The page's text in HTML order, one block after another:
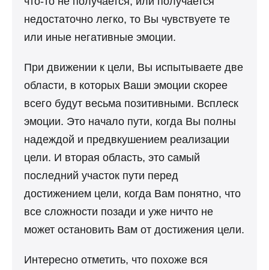
недостаточно легко, то Вы чувствуете те
или иные негативные эмоции.
При движении к цели, Вы испытываете две
области, в которых Ваши эмоции скорее
всего будут весьма позитивными. Всплеск
эмоции. Это начало пути, когда Вы полны
надеждой и предвкушением реализации
цели. И вторая область, это самый
последний участок пути перед
достижением цели, когда Вам понятно, что
все сложности позади и уже ничто не
может остановить Вам от достижения цели.
Интересно отметить, что похоже вся